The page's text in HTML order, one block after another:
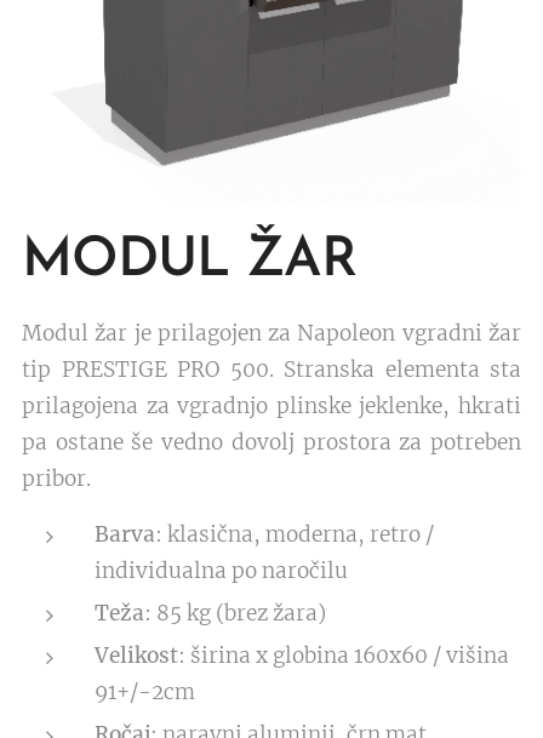
MODUL ŽAR
Modul žar je prilagojen za Napoleon vgradni žar
tip PRESTIGE PRO 500. Stranska elementa sta
prilagojena za vgradnjo plinske jeklenke, hkrati
pa ostane še vedno dovolj prostora za potreben
pribor.
Barva: klasična, moderna, retro /
individualna po naročilu
Teža: 85 kg (brez žara)
Velikost: širina x globina 160x60 / višina
91+/-2cm